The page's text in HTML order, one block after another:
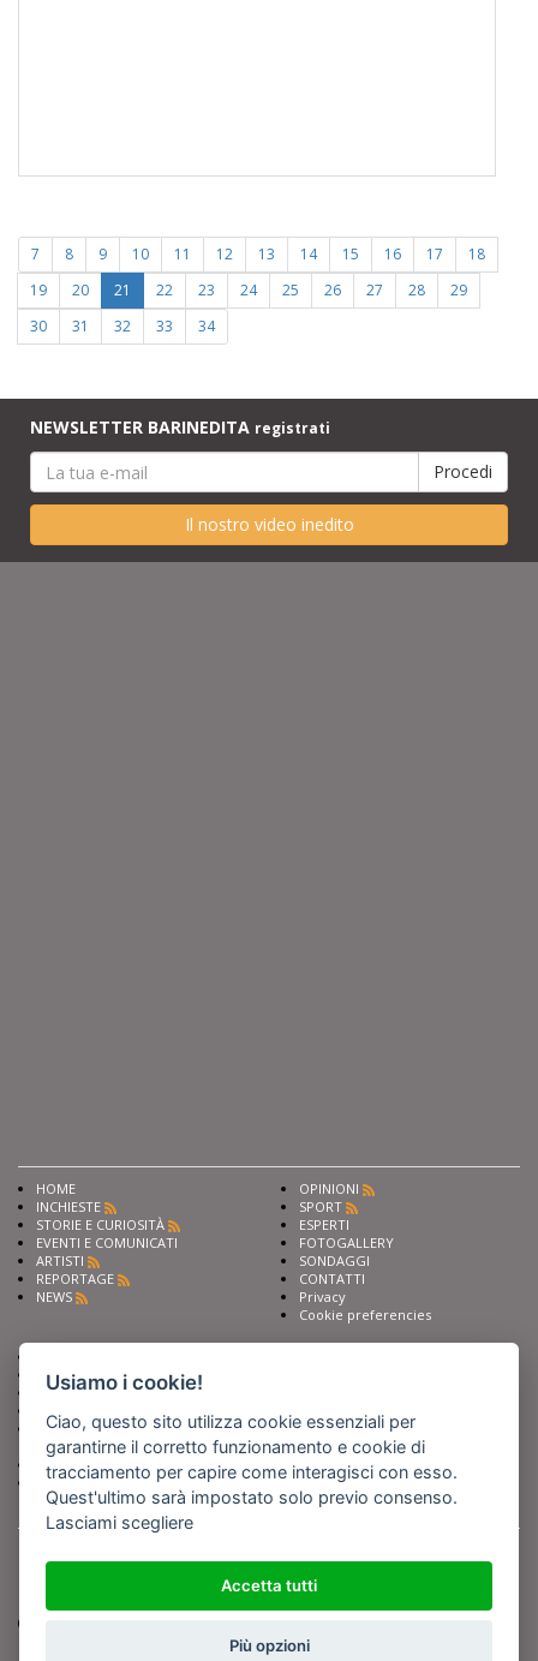
7 8 9 10 11 12 13 14 15 16 17
18
19
20 21 22 23 24 25 26 27 28
29
30
31 32 33 34
NEWSLETTER BARINEDITA registrati
Il nostro video inedito
HOME
INCHIESTE
STORIE E CURIOSITÀ
EVENTI E COMUNICATI
ARTISTI
REPORTAGE
NEWS
OPINIONI
SPORT
ESPERTI
FOTOGALLERY
SONDAGGI
CONTATTI
Privacy
Cookie preferencies
Scrivi alla redazione
Fai pubblicità con noi
Sostieni Barinedita
Iscriviti al nostro corso di
giornalismo
Compra i nostri libri
Entra in Barinedita Map
Copyright BARIREPORT s.a.s. All rights reserved - Tutte le fotografie recanti il
logo di Barinedita sono state commissionate da BARIREPORT s.a.s. che ne
detiene i Diritti d'Autore e sono state prodotte nell'anno 2012 e seguenti
(tranne che non vi sia uno specifico anno di scatto riportato)
Usiamo i cookie!
Ciao, questo sito utilizza cookie essenziali per
garantirne il corretto funzionamento e cookie di
tracciamento per capire come interagisci con esso.
Quest'ultimo sarà impostato solo previo consenso.
Lasciami scegliere
Accetta tutti
Più opzioni